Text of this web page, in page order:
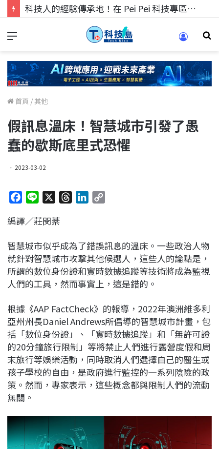
科技人的經驗傳承地！在 Pei Pei 科技專區，與學弟妹交流最硬核的技術
首頁 /其他
假訊息溫床！智慧城市引發了愚
蠢的歇斯底里式恐懼
2023-03-02
c
b
o
o
k
n
a
d
s
e
d
I
n
L
i
n
k
編譯／莊閔棻
智慧城市似乎成為了錯誤訊息的溫床。一些政治人物
就針對智慧城市攻擊其他候選人，這些人的論點是，
所謂的數位身份證和實時數據追蹤等技術將成為監視
人們的工具，然而事實上，這是錯的。
根據《AAP FactCheck》的報導，2022年澳洲維多利
亞州州長Daniel Andrews所倡導的智慧城市計畫，包
括「數位身份證」、「實時數據追蹤」和「無許可證
的20分鐘旅行限制」等將禁止人們進行露營度假和周
末旅行等娛樂活動，同時取消人們選擇自己的醫生或
孩子學校的自由，是政府進行監控的一系列陰險的政
策。然而，專家表示，這些概念都與限制人們的流動
無關。